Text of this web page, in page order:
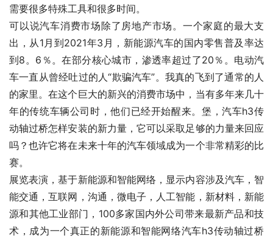
需要很多特殊工具和很多时间。
可以说汽车消费市场除了房地产市场。一个家庭的最大支
出，从1月到2021年3月，新能源汽车的国内零售普及率达
到8。6％。在部分核心城市，渗透率超过了20％。电动汽
车一直从曾经吐过的人“欺骗汽车”。我真的飞到了通常的人
的家里。在这个巨大的新兴的消费市场中，当有多年来几十
年的传统车辆公司时，他们已经开始醒来。堡，汽车h3传
动轴过桥怎样安装的新力量，它可以采取足够的力量来回应
吗？也许它将在未来十年的汽车领域成为一个非常精彩的比
赛。
展览表演，基于新能源和智能网络，显示内容涉及汽车，智
能交通，互联网，沟通，微电子，人工智能，新材料，新能
源和其他工业部门，100多家国内外公司带来最新产品和技
术，成为一个真正的新能源和智能网络汽车h3传动轴过桥